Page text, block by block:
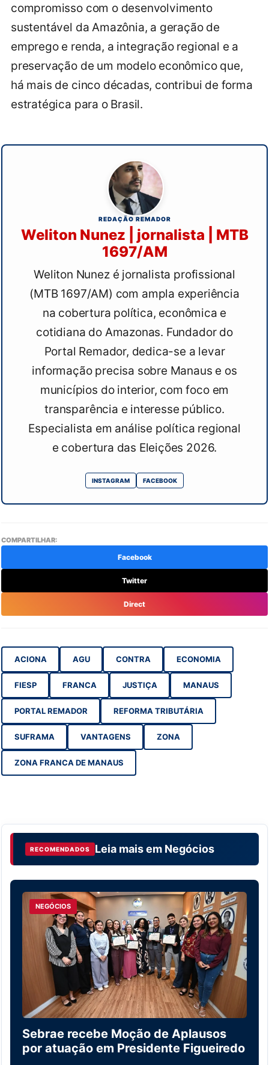
compromisso com o desenvolvimento
sustentável da Amazônia, a geração de
emprego e renda, a integração regional e a
preservação de um modelo econômico que,
há mais de cinco décadas, contribui de forma
estratégica para o Brasil.
REDAÇÃO REMADOR
Weliton Nunez | jornalista | MTB
1697/AM
Weliton Nunez é jornalista profissional
(MTB 1697/AM) com ampla experiência
na cobertura política, econômica e
cotidiana do Amazonas. Fundador do
Portal Remador, dedica-se a levar
informação precisa sobre Manaus e os
municípios do interior, com foco em
transparência e interesse público.
Especialista em análise política regional
e cobertura das Eleições 2026.
INSTAGRAM FACEBOOK
COMPARTILHAR:
Facebook
Twitter
Direct
ACIONA AGU CONTRA ECONOMIA
FIESP FRANCA JUSTIÇA MANAUS
PORTAL REMADOR REFORMA TRIBUTÁRIA
SUFRAMA VANTAGENS ZONA
ZONA FRANCA DE MANAUS
RECOMENDADOS Leia mais em Negócios
NEGÓCIOS
Sebrae recebe Moção de Aplausos
por atuação em Presidente Figueiredo